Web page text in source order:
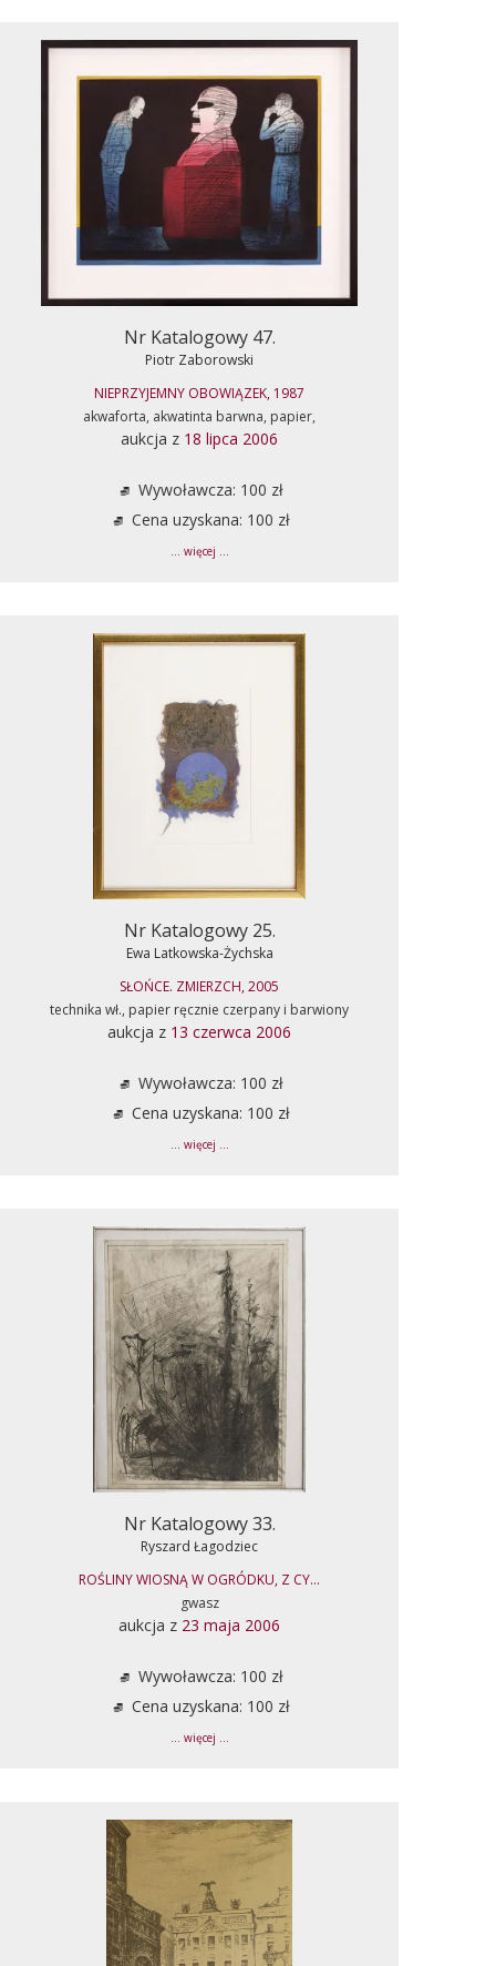
Nr Katalogowy 47.
Piotr Zaborowski
NIEPRZYJEMNY OBOWIĄZEK, 1987
akwaforta, akwatinta barwna, papier,
aukcja z 18 lipca 2006
Wywoławcza: 100 zł
Cena uzyskana: 100 zł
... więcej ...
Nr Katalogowy 25.
Ewa Latkowska-Żychska
SŁOŃCE. ZMIERZCH, 2005
technika wł., papier ręcznie czerpany i barwiony
aukcja z 13 czerwca 2006
Wywoławcza: 100 zł
Cena uzyskana: 100 zł
... więcej ...
Nr Katalogowy 33.
Ryszard Łagodziec
ROŚLINY WIOSNĄ W OGRÓDKU, Z CY...
gwasz
aukcja z 23 maja 2006
Wywoławcza: 100 zł
Cena uzyskana: 100 zł
... więcej ...